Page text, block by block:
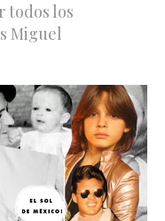
todos los
Miguel